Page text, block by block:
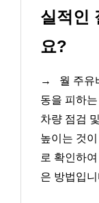
실적인
요?
→
월 주유
동을 피하
차량 점검
높이는 것
로 확인하
은 방법입